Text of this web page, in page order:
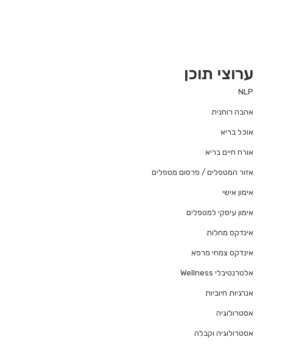
ערוצי תוכן
NLP
אהבה רוחנית
אוכל בריא
אורח חיים בריא
אזור המטפלים / פרסום מטפלים
אימון אישי
אימון עיסקי למטפלים
אינדקס מחלות
אינדקס צמחי מרפא
אלטרנטיבלי Wellness
אנרגיות חיוביות
אסטרולוגיה
אסטרולוגיה וקבלה